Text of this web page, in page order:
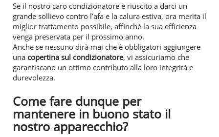
Se il nostro caro condizionatore è riuscito a darci un
grande sollievo contro l’afa e la calura estiva, ora merita il
miglior trattamento possibile, affinché la sua efficienza
venga preservata per il prossimo anno.
Anche se nessuno dirà mai che è obbligatori aggiungere
una copertina sul condizionatore, vi assicuriamo che
garantiscano un ottimo contributo alla loro integrità e
durevolezza.
Come fare dunque per
mantenere in buono stato il
nostro apparecchio?